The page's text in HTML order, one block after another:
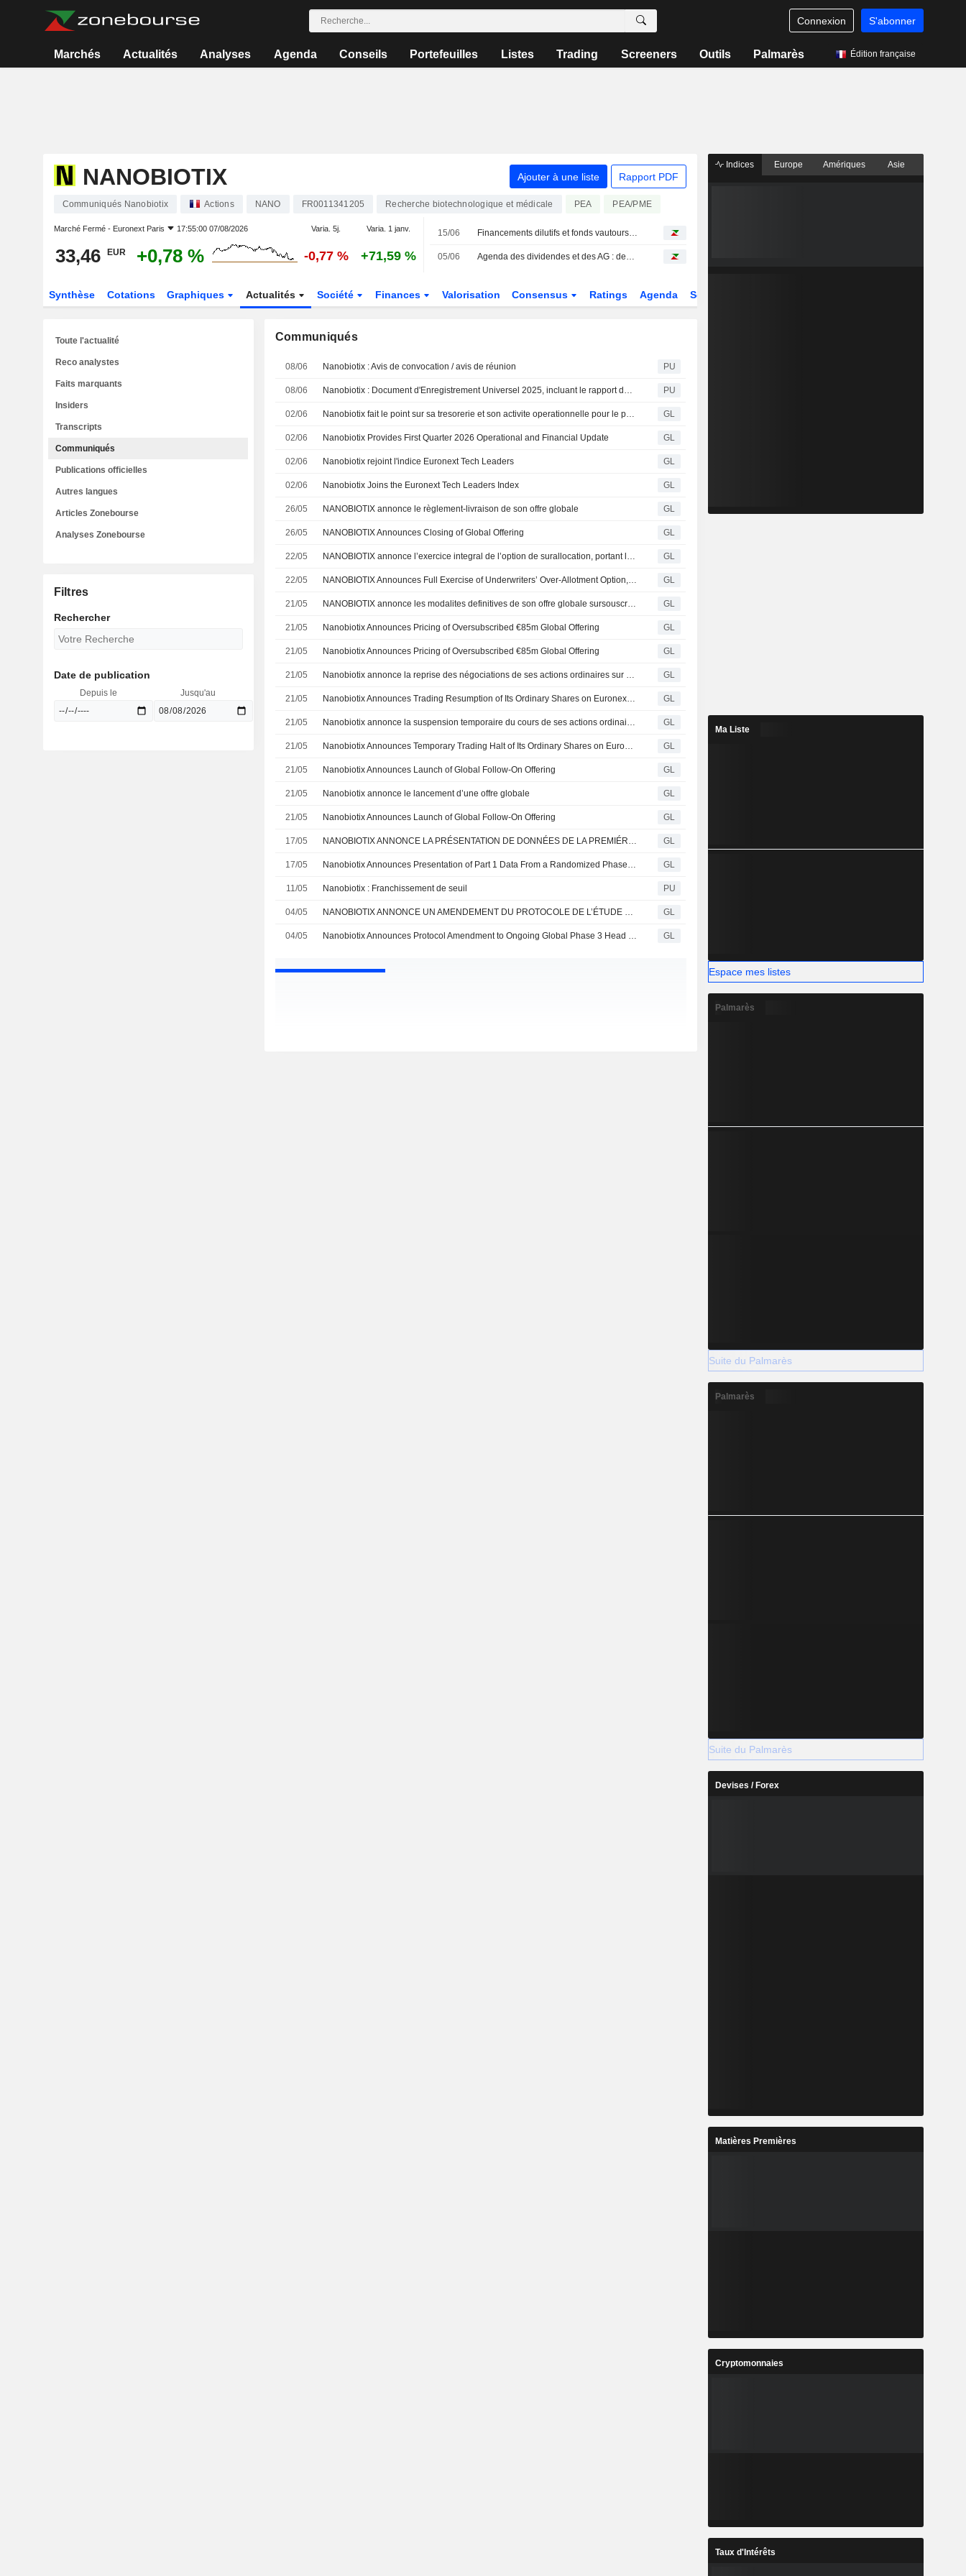
Connexion S'abonner
Marchés Actualités Analyses Agenda Conseils Portefeuilles Listes Trading Screeners Outils Palmarès Édition française
NANOBIOTIX Ajouter à une liste Rapport PDF
Communiqués Nanobiotix Actions NANO FR0011341205 Recherche biotechnologique et médicale PEA PEA/PME
Marché Fermé - Euronext Paris 17:55:00 07/08/2026 Varia. 5j. Varia. 1 janv.
33,46 EUR +0,78 % -0,77 % +71,59 %
15/06 Financements dilutifs et fonds vautours : le législateur s'en mêle enfin
05/06 Agenda des dividendes et des AG : des coupons chez Saint-Gobain et Orange
Synthèse Cotations Graphiques Actualités Société Finances Valorisation Consensus Ratings Agenda Secteur
Communiqués
08/06 Nanobiotix : Avis de convocation / avis de réunion PU
08/06 Nanobiotix : Document d'Enregistrement Universel 2025, incluant le rapport de gestion annuel PU
02/06 Nanobiotix fait le point sur sa tresorerie et son activite operationnelle pour le premier trimestre 2026 GL
02/06 Nanobiotix Provides First Quarter 2026 Operational and Financial Update GL
02/06 Nanobiotix rejoint l'indice Euronext Tech Leaders GL
02/06 Nanobiotix Joins the Euronext Tech Leaders Index GL
26/05 NANOBIOTIX annonce le règlement-livraison de son offre globale GL
26/05 NANOBIOTIX Announces Closing of Global Offering GL
22/05 NANOBIOTIX annonce l’exercice integral de l’option de surallocation, portant le produit de l'offre a 100 millions de dollars GL
22/05 NANOBIOTIX Announces Full Exercise of Underwriters’ Over-Allotment Option, Bringing Gross Proceeds of Offering to Approximately $100 Million GL
21/05 NANOBIOTIX annonce les modalites definitives de son offre globale sursouscrite a hauteur de 85 millions d’euros GL
21/05 Nanobiotix Announces Pricing of Oversubscribed €85m Global Offering GL
21/05 Nanobiotix Announces Pricing of Oversubscribed €85m Global Offering GL
21/05 Nanobiotix annonce la reprise des négociations de ses actions ordinaires sur Euronext Paris GL
21/05 Nanobiotix Announces Trading Resumption of Its Ordinary Shares on Euronext Paris GL
21/05 Nanobiotix annonce la suspension temporaire du cours de ses actions ordinaires sur Euronext Paris GL
21/05 Nanobiotix Announces Temporary Trading Halt of Its Ordinary Shares on Euronext Paris GL
21/05 Nanobiotix Announces Launch of Global Follow-On Offering GL
21/05 Nanobiotix annonce le lancement d’une offre globale GL
21/05 Nanobiotix Announces Launch of Global Follow-On Offering GL
17/05 NANOBIOTIX ANNONCE LA PRÉSENTATION DE DONNÉES DE LA PREMIÉRE PARTIE DE L’ÉTUDE CLINIQUE RANDOMISÉE DE PHASE 2 EVALUANT JNJ-1900 (NBTXR3) DANS LES CANCERS DU POUMON DE STADE 3 INOPÉRABLE GL
17/05 Nanobiotix Announces Presentation of Part 1 Data From a Randomized Phase 2 Clinical Trial Evaluating JNJ-1900 (NBTXR3) in Stage 3 Inoperable Lung Cancer GL
11/05 Nanobiotix : Franchissement de seuil PU
04/05 NANOBIOTIX ANNONCE UN AMENDEMENT DU PROTOCOLE DE L’ÉTUDE MONDIALE DE PHASE 3 SUR LE CANCER DE LA TÊTE ET DU COU GL
04/05 Nanobiotix Announces Protocol Amendment to Ongoing Global Phase 3 Head and Neck Cancer Study GL
Toute l'actualité
Reco analystes
Faits marquants
Insiders
Transcripts
Communiqués
Publications officielles
Autres langues
Articles Zonebourse
Analyses Zonebourse
Filtres
Rechercher
Date de publication
Depuis le Jusqu'au
Indices Europe Amériques Asie
Ma Liste
Espace mes listes
Palmarès
Suite du Palmarès
Palmarès
Suite du Palmarès
Devises / Forex
Matières Premières
Cryptomonnaies
Taux d'Intérêts